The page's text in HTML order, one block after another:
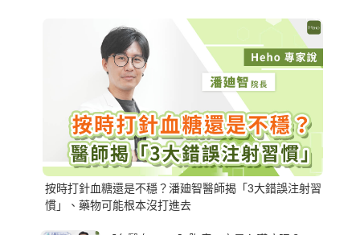
按時打針血糖還是不穩？潘廸智醫師揭「3大錯誤注射習
慣」、藥物可能根本沒打進去